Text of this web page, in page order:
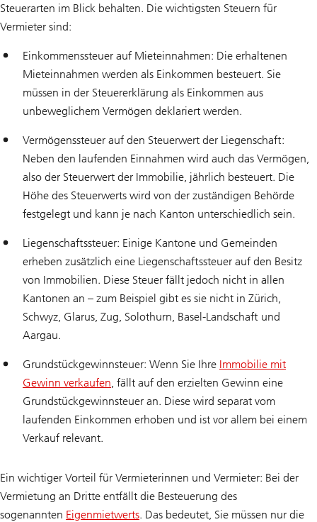
Steuerarten im Blick behalten. Die wichtigsten Steuern für
Vermieter sind:
Einkommenssteuer auf Mieteinnahmen: Die erhaltenen
Mieteinnahmen werden als Einkommen besteuert. Sie
müssen in der Steuererklärung als Einkommen aus
unbeweglichem Vermögen deklariert werden.
Vermögenssteuer auf den Steuerwert der Liegenschaft:
Neben den laufenden Einnahmen wird auch das Vermögen,
also der Steuerwert der Immobilie, jährlich besteuert. Die
Höhe des Steuerwerts wird von der zuständigen Behörde
festgelegt und kann je nach Kanton unterschiedlich sein.
Liegenschaftssteuer: Einige Kantone und Gemeinden
erheben zusätzlich eine Liegenschaftssteuer auf den Besitz
von Immobilien. Diese Steuer fällt jedoch nicht in allen
Kantonen an – zum Beispiel gibt es sie nicht in Zürich,
Schwyz, Glarus, Zug, Solothurn, Basel-Landschaft und
Aargau.
Grundstückgewinnsteuer: Wenn Sie Ihre Immobilie mit
Gewinn verkaufen , fällt auf den erzielten Gewinn eine
Grundstückgewinnsteuer an. Diese wird separat vom
laufenden Einkommen erhoben und ist vor allem bei einem
Verkauf relevant.
Ein wichtiger Vorteil für Vermieterinnen und Vermieter: Bei der
Vermietung an Dritte entfällt die Besteuerung des
sogenannten Eigenmietwerts. Das bedeutet, Sie müssen nur die